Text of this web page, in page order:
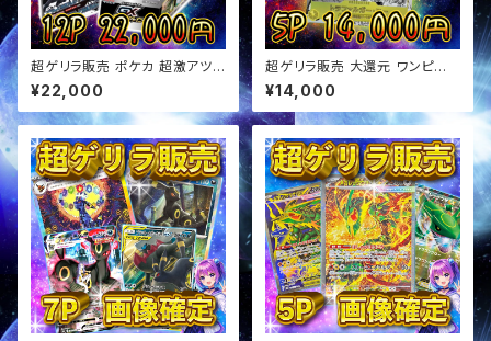
超ゲリラ販売 ポケカ 超激アツ
BOX&アド確定 オリパ
¥22,000
超ゲリラ販売 大還元 ワンピー
ス 超アド確定 オリパ
¥14,000